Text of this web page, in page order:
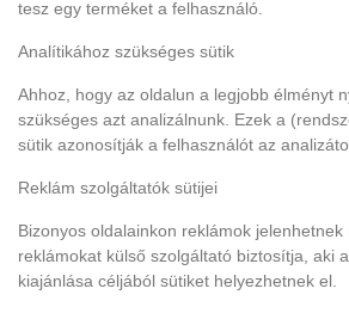
tesz egy terméket a felhasználó.
Analítikához szükséges sütik
Ahhoz, hogy az oldalun a legjobb élményt
szükséges azt analizálnunk. Ezek a
sütik azonosítják a felhasználót az
Reklám szolgáltatók sütijei
Bizonyos oldalainkon reklámok jelenhetnek
reklámokat külső szolgáltató biztosítja, aki
kiajánlása céljából sütiket helyezhetnek el.